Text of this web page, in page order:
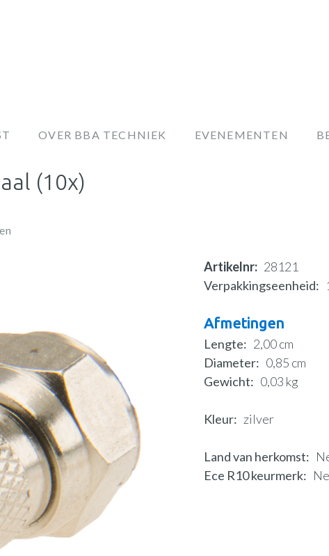
OVER BBA TECHNIEK EVENEMENTEN
(10x)
Artikelnr
28121
Verpakkingseenheid
Afmetingen
Lengte
2,00 cm
Diameter
0,85 cm
Gewicht
0,03 kg
Kleur zilver
Land van herkomst
Ece R10 keurmerk